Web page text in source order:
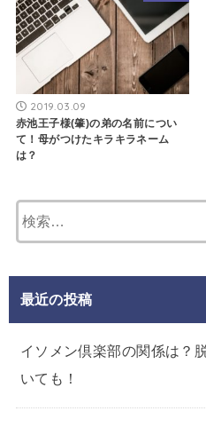
2019.03.09
赤池王子様(肇)の弟の名前につい
て！母がつけたキラキラネーム
は？
最近の投稿
イソメン倶楽部の関係は？
いても！